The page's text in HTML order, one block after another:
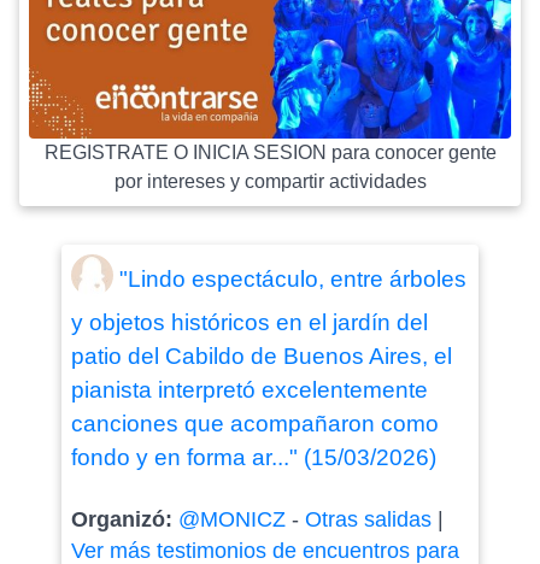
REGISTRATE O INICIA SESION para conocer gente
por intereses y compartir actividades
"Lindo espectáculo, entre árboles
y objetos históricos en el jardín del
patio del Cabildo de Buenos Aires, el
pianista interpretó excelentemente
canciones que acompañaron como
fondo y en forma ar..." (15/03/2026)
Organizó: @MONICZ- Otras salidas|
Ver más testimonios de encuentros para